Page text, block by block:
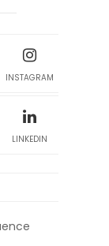
INSTAGRAM
LINKEDIN